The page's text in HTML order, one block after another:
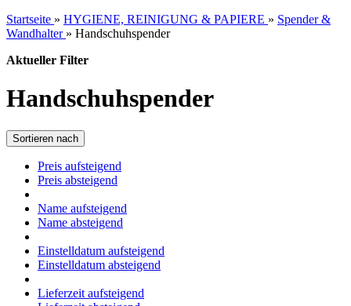
Startseite » HYGIENE, REINIGUNG & PAPIERE » Spender &
Wandhalter » Handschuhspender
Aktueller Filter
Handschuhspender
Sortieren nach
Preis aufsteigend
Preis absteigend
Name aufsteigend
Name absteigend
Einstelldatum aufsteigend
Einstelldatum absteigend
Lieferzeit aufsteigend